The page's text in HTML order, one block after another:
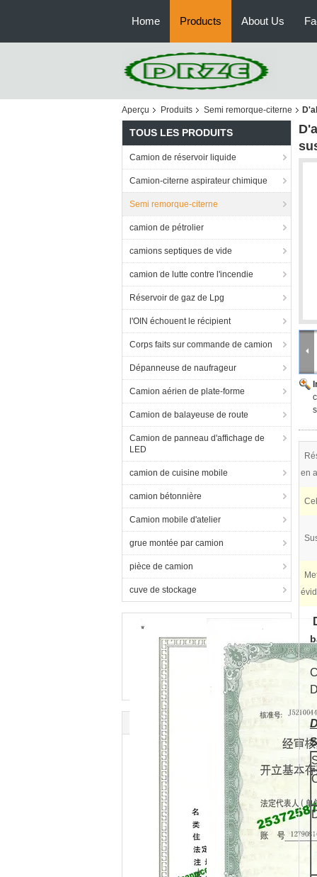
Home Products About Us
Aperçu Produits Semi remorque-citerne
TOUS LES PRODUITS
Camion de réservoir liquide
Camion-citerne aspirateur chimique
Semi remorque-citerne
camion de pétrolier
camions septiques de vide
camion de lutte contre l'incendie
Réservoir de gaz de Lpg
l'OIN échouent le récipient
Corps faits sur commande de camion
Dépanneuse de naufrageur
Camion aérien de plate-forme
Camion de balayeuse de route
Camion de panneau d'affichage de
LED
camion de cuisine mobile
camion bétonnière
Camion mobile d'atelier
grue montée par camion
pièce de camion
cuve de stockage
en